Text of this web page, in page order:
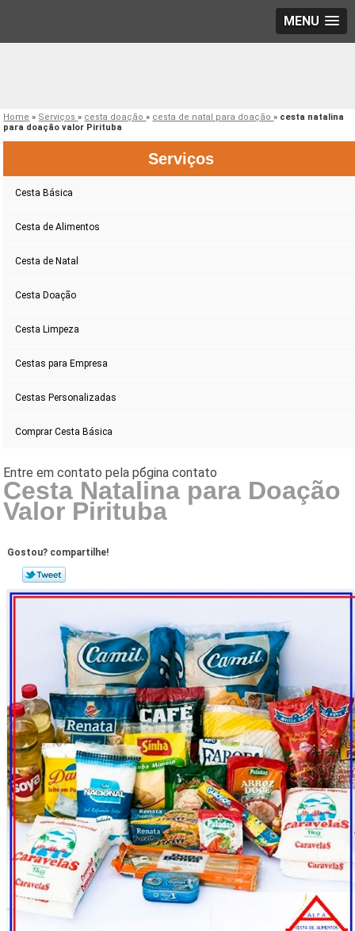
MENU
Home » Serviços» cesta doação» cesta de natal para doação» cesta natalina
para doação valor Pirituba
Serviços
Cesta Básica
Cesta de Alimentos
Cesta de Natal
Cesta Doação
Cesta Limpeza
Cestas para Empresa
Cestas Personalizadas
Comprar Cesta Básica
Cesta Natalina para Doação
Valor Pirituba
Gostou? compartilhe!